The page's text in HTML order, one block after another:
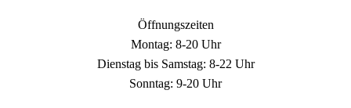
Öffnungszeiten
Montag: 8-20 Uhr
Dienstag bis Samstag: 8-22 Uhr
Sonntag: 9-20 Uhr